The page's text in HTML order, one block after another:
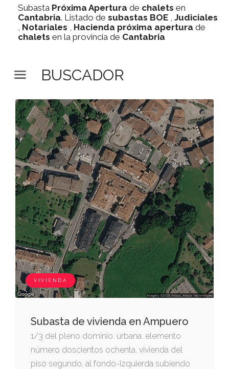
Subasta Próxima Apertura de chalets en
Cantabria. Listado de subastas BOE , Judiciales
, Notariales , Hacienda próxima apertura de
chalets en la provincia de Cantabria
BUSCADOR
VIVIENDA
Subasta de vivienda en Ampuero
1/3 del pleno dominio. urbana. elemento
número doscientos ochenta. vivienda del
piso segundo, al fondo-izquierda subiendo